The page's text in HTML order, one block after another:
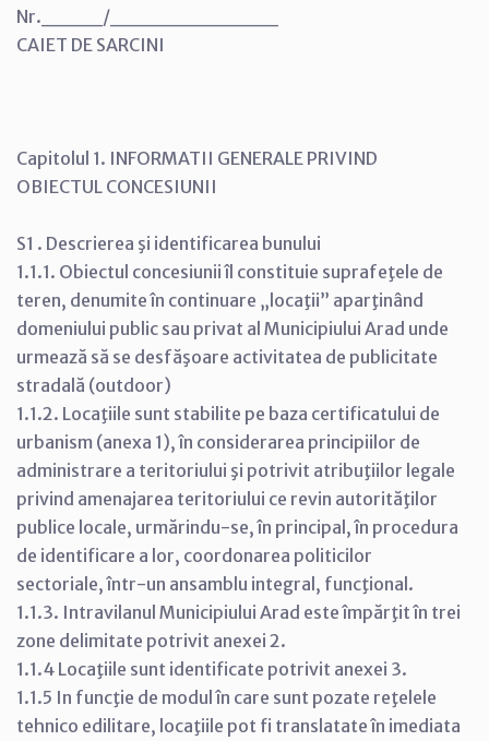
Nr.____/___________
CAIET DE SARCINI
Capitolul 1. INFORMATII GENERALE PRIVIND
OBIECTUL CONCESIUNII
S1 . Descrierea şi identificarea bunului
1.1.1. Obiectul concesiunii îl constituie suprafeţele de
teren, denumite în continuare „locaţii” aparţinând
domeniului public sau privat al Municipiului Arad unde
urmează să se desfăşoare activitatea de publicitate
stradală (outdoor)
1.1.2. Locaţiile sunt stabilite pe baza certificatului de
urbanism (anexa 1), în considerarea principiilor de
administrare a teritoriului şi potrivit atribuţiilor legale
privind amenajarea teritoriului ce revin autorităţilor
publice locale, urmărindu-se, în principal, în procedura
de identificare a lor, coordonarea politicilor
sectoriale, într-un ansamblu integral, funcţional.
1.1.3. Intravilanul Municipiului Arad este împărţit în trei
zone delimitate potrivit anexei 2.
1.1.4 Locaţiile sunt identificate potrivit anexei 3.
1.1.5 In funcţie de modul în care sunt pozate reţelele
tehnico edilitare, locaţiile pot fi translatate în imediata